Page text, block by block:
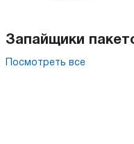
Запайщики
Посмотреть все